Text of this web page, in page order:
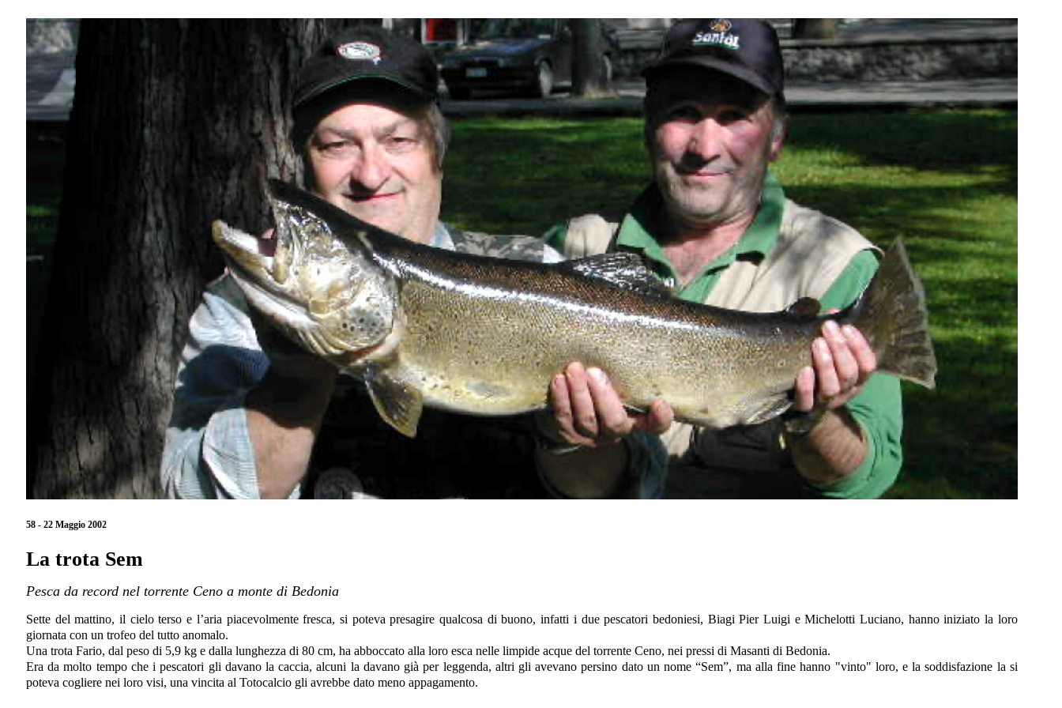
58 - 22 Maggio 2002
La trota Sem
Pesca da record nel torrente Ceno a monte di Bedonia
Sette del mattino, il cielo terso e l’aria piacevolmente fresca, si poteva presagire qualcosa di buono, infatti i due pescatori bedoniesi, Biagi Pier Luigi e Michelotti Luciano, hanno iniziato la loro
giornata con un trofeo del tutto anomalo.
Una trota Fario, dal peso di 5,9 kg e dalla lunghezza di 80 cm, ha abboccato alla loro esca nelle limpide acque del torrente Ceno, nei pressi di Masanti di Bedonia.
Era da molto tempo che i pescatori gli davano la caccia, alcuni la davano già per leggenda, altri gli avevano persino dato un nome “Sem”, ma alla fine hanno "vinto" loro, e la soddisfazione la si
poteva cogliere nei loro visi, una vincita al Totocalcio gli avrebbe dato meno appagamento.